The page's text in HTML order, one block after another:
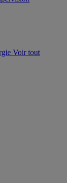
Voir tout